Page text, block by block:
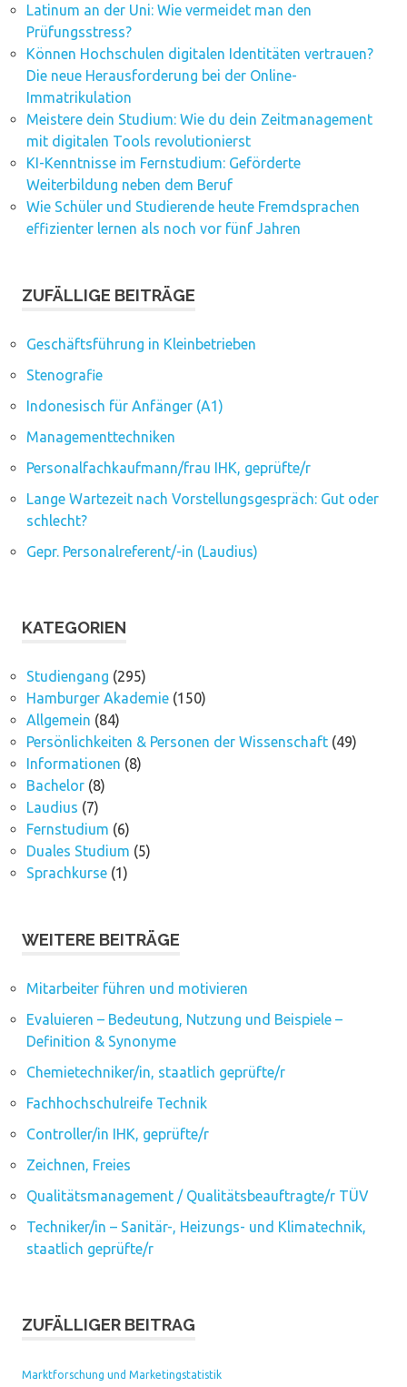
Latinum an der Uni: Wie vermeidet man den
Prüfungsstress?
Können Hochschulen digitalen Identitäten vertrauen?
Die neue Herausforderung bei der Online-
Immatrikulation
Meistere dein Studium: Wie du dein Zeitmanagement
mit digitalen Tools revolutionierst
KI-Kenntnisse im Fernstudium: Geförderte
Weiterbildung neben dem Beruf
Wie Schüler und Studierende heute Fremdsprachen
effizienter lernen als noch vor fünf Jahren
ZUFÄLLIGE BEITRÄGE
Geschäftsführung in Kleinbetrieben
Stenografie
Indonesisch für Anfänger (A1)
Managementtechniken
Personalfachkaufmann/frau IHK, geprüfte/r
Lange Wartezeit nach Vorstellungsgespräch: Gut oder
schlecht?
Gepr. Personalreferent/-in (Laudius)
KATEGORIEN
Studiengang (295)
Hamburger Akademie(150)
Allgemein (84)
Persönlichkeiten & Personen der Wissenschaft(49)
Informationen (8)
Bachelor(8)
Laudius (7)
Fernstudium (6)
Duales Studium (5)
Sprachkurse(1)
WEITERE BEITRÄGE
Mitarbeiter führen und motivieren
Evaluieren – Bedeutung, Nutzung und Beispiele –
Definition & Synonyme
Chemietechniker/in, staatlich geprüfte/r
Fachhochschulreife Technik
Controller/in IHK, geprüfte/r
Zeichnen, Freies
Qualitätsmanagement / Qualitätsbeauftragte/r TÜV
Techniker/in – Sanitär-, Heizungs- und Klimatechnik,
staatlich geprüfte/r
ZUFÄLLIGER BEITRAG
Marktforschung und Marketingstatistik